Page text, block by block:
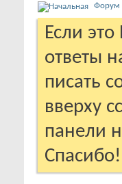
Форум
Если
ответы
писать
вверху
панели
Спасибо!